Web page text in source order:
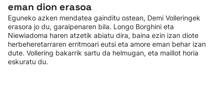
eman dion erasoa
Eguneko azken mendatea gainditu ostean, Demi Volleringek
erasora jo du, garaipenaren bila. Longo Borghini eta
Niewiadoma haren atzetik abiatu dira, baina ezin izan diote
herbeheretarraren erritmoari eutsi eta amore eman behar izan
dute. Vollering bakarrik sartu da helmugan, eta maillot horia
eskuratu du.